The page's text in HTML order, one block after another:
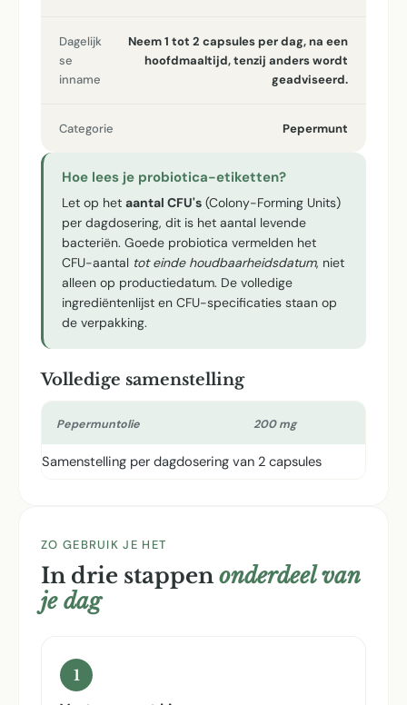
Dagelijk
se
inname
Neem 1 tot 2 capsules per dag, na een
hoofdmaaltijd, tenzij anders wordt
geadviseerd.
Categorie Pepermunt
Hoe lees je probiotica-etiketten?
Let op het aantal CFU's (Colony-Forming Units)
per dagdosering, dit is het aantal levende
bacteriën. Goede probiotica vermelden het
CFU-aantal tot einde houdbaarheidsdatum, niet
alleen op productiedatum. De volledige
ingrediëntenlijst en CFU-specificaties staan op
de verpakking.
Volledige samenstelling
Samenstelling per dagdosering van 2 capsules
Pepermuntolie 200 mg
ZO GEBRUIK JE HET
In drie stappen onderdeel van
je dag
1